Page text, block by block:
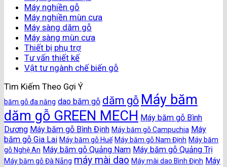
Máy nghiền gỗ
Máy nghiền mùn cưa
Máy sàng dăm gỗ
Máy sàng mùn cưa
Thiết bị phụ trợ
Tư vấn thiết kế
Vật tư ngành chế biến gỗ
Tìm Kiếm Theo Gợi Ý
băm gỗ đa năng dao băm gỗ dăm gỗ Máy băm
dăm gỗ GREEN MECH Máy băm gỗ Bình
Dương Máy băm gỗ Bình Định Máy băm gỗ Campuchia Máy
băm gỗ Gia Lai Máy băm gỗ Huế Máy băm gỗ Nam Định Máy băm
gỗ Nghệ An Máy băm gỗ Quảng Nam Máy băm gỗ Quảng Trị
Máy băm gỗ Đà Nẵng máy mài dao Máy mài dao Bình Định Máy